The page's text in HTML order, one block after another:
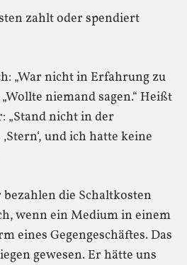
zahlt oder spendiert
„War nicht in Erfahrung zu
niemand sagen.“ Heißt
„Stand nicht in der
und ich hatte keine
die Schaltkosten
wenn ein Medium in einem
eines Gegengeschäftes. Das
gewesen. Er hätte uns